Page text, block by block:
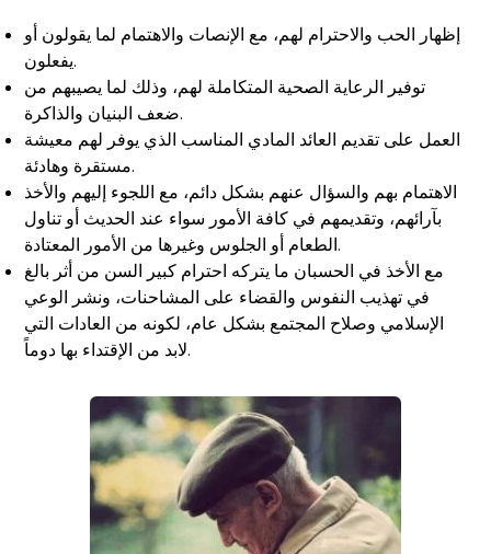
إظهار الحب والاحترام لهم، مع الإنصات والاهتمام لما يقولون أو
يفعلون.
توفير الرعاية الصحية المتكاملة لهم، وذلك لما يصيبهم من
ضعف البنيان والذاكرة.
العمل على تقديم العائد المادي المناسب الذي يوفر لهم معيشة
مستقرة وهادئة.
الاهتمام بهم والسؤال عنهم بشكل دائم، مع اللجوء إليهم والأخذ
بآرائهم، وتقديمهم في كافة الأمور سواء عند الحديث أو تناول
الطعام أو الجلوس وغيرها من الأمور المعتادة.
مع الأخذ في الحسبان ما يتركه احترام كبير السن من أثر بالغ
في تهذيب النفوس والقضاء على المشاحنات، ونشر الوعي
الإسلامي وصلاح المجتمع بشكل عام، لكونه من العادات التي
لابد من الإقتداء بها دوماً.